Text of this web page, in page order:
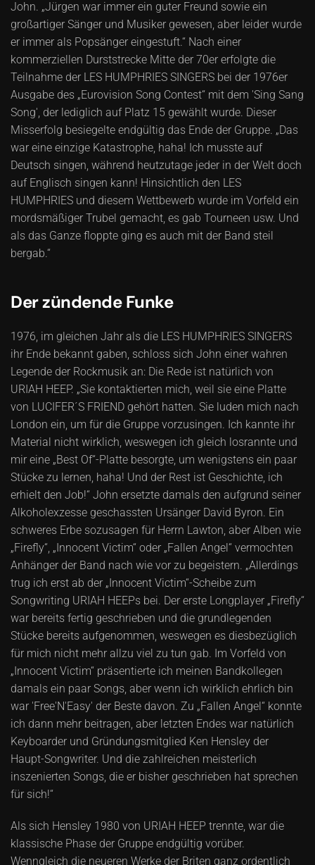
John. „Jürgen war immer ein guter Freund sowie ein
großartiger Sänger und Musiker gewesen, aber leider wurde
er immer als Popsänger eingestuft.“ Nach einer
kommerziellen Durststrecke Mitte der 70er erfolgte die
Teilnahme der LES HUMPHRIES SINGERS bei der 1976er
Ausgabe des „Eurovision Song Contest“ mit dem 'Sing Sang
Song', der lediglich auf Platz 15 gewählt wurde. Dieser
Misserfolg besiegelte endgültig das Ende der Gruppe. „Das
war eine einzige Katastrophe, haha! Ich musste auf
Deutsch singen, während heutzutage jeder in der Welt doch
auf Englisch singen kann! Hinsichtlich den LES
HUMPHRIES und diesem Wettbewerb wurde im Vorfeld ein
mordsmäßiger Trubel gemacht, es gab Tourneen usw. Und
als das Ganze floppte ging es auch mit der Band steil
bergab.“
Der zündende Funke
1976, im gleichen Jahr als die LES HUMPHRIES SINGERS
ihr Ende bekannt gaben, schloss sich John einer wahren
Legende der Rockmusik an: Die Rede ist natürlich von
URIAH HEEP. „Sie kontaktierten mich, weil sie eine Platte
von LUCIFER´S FRIEND gehört hatten. Sie luden mich nach
London ein, um für die Gruppe vorzusingen. Ich kannte ihr
Material nicht wirklich, weswegen ich gleich losrannte und
mir eine „Best Of“-Platte besorgte, um wenigstens ein paar
Stücke zu lernen, haha! Und der Rest ist Geschichte, ich
erhielt den Job!“ John ersetzte damals den aufgrund seiner
Alkoholexzesse geschassten Ursänger David Byron. Ein
schweres Erbe sozusagen für Herrn Lawton, aber Alben wie
„Firefly“, „Innocent Victim“ oder „Fallen Angel“ vermochten
Anhänger der Band nach wie vor zu begeistern. „Allerdings
trug ich erst ab der „Innocent Victim“-Scheibe zum
Songwriting URIAH HEEPs bei. Der erste Longplayer „Firefly“
war bereits fertig geschrieben und die grundlegenden
Stücke bereits aufgenommen, weswegen es diesbezüglich
für mich nicht mehr allzu viel zu tun gab. Im Vorfeld von
„Innocent Victim“ präsentierte ich meinen Bandkollegen
damals ein paar Songs, aber wenn ich wirklich ehrlich bin
war 'Free'N'Easy' der Beste davon. Zu „Fallen Angel“ konnte
ich dann mehr beitragen, aber letzten Endes war natürlich
Keyboarder und Gründungsmitglied Ken Hensley der
Haupt-Songwriter. Und die zahlreichen meisterlich
inszenierten Songs, die er bisher geschrieben hat sprechen
für sich!“
Als sich Hensley 1980 von URIAH HEEP trennte, war die
klassische Phase der Gruppe endgültig vorüber.
Wenngleich die neueren Werke der Briten ganz ordentlich